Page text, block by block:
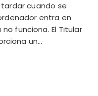
cuando se
entra en
funciona. El Titular
un...